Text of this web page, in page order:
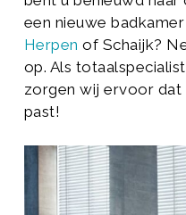
een nieuwe
Herpen of Schaijk?
op. Als
zorgen wij ervoor dat
past!